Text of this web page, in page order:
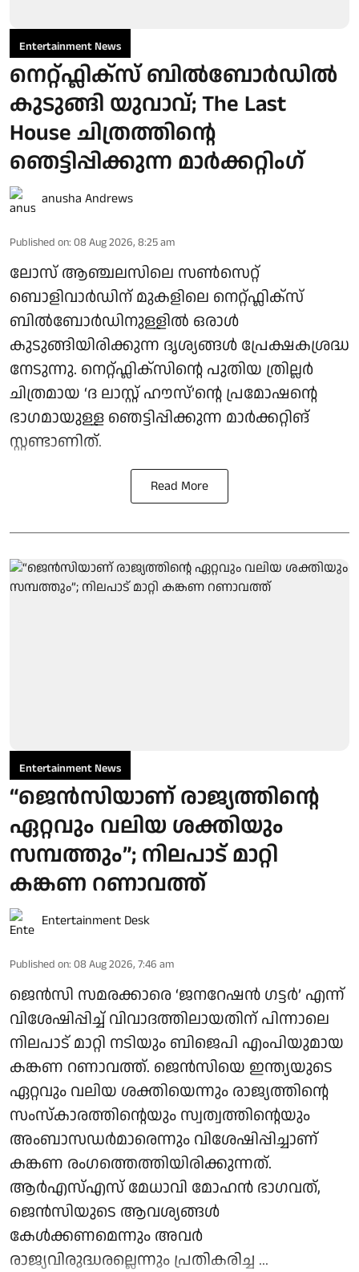
Entertainment News
നെറ്റ്ഫ്ലിക്സ് ബിൽബോർഡിൽ
കുടുങ്ങി യുവാവ്; The Last
House ചിത്രത്തിന്റെ
ഞെട്ടിപ്പിക്കുന്ന മാർക്കറ്റിം​ഗ്
anusha Andrews
Published on: 08 Aug 2026, 8:25 am
ലോസ് ആഞ്ചലസിലെ സൺസെറ്റ്
ബൊളിവാർഡിന് മുകളിലെ നെറ്റ്ഫ്ലിക്സ്
ബിൽബോർഡിനുള്ളിൽ ഒരാൾ
കുടുങ്ങിയിരിക്കുന്ന ദൃശ്യങ്ങൾ പ്രേക്ഷകശ്രദ്ധ
നേടുന്നു. നെറ്റ്ഫ്ലിക്സിന്റെ പുതിയ ത്രില്ലർ
ചിത്രമായ ‘ദ ലാസ്റ്റ് ഹൗസ്’ന്റെ പ്രമോഷന്റെ
ഭാഗമായുള്ള ഞെട്ടിപ്പിക്കുന്ന മാർക്കറ്റിങ്
സ്റ്റണ്ടാണിത്.
Read More
Entertainment News
“ജെന്‍സിയാണ് രാജ്യത്തിന്റെ
ഏറ്റവും വലിയ ശക്തിയും
സമ്പത്തും”; നിലപാട് മാറ്റി
കങ്കണ റണാവത്ത്
Entertainment Desk
Published on: 08 Aug 2026, 7:46 am
ജെൻസി സമരക്കാരെ ‘ജനറേഷൻ ഗട്ടർ’ എന്ന്
വിശേഷിപ്പിച്ച് വിവാദത്തിലായതിന് പിന്നാലെ
നിലപാട് മാറ്റി നടിയും ബിജെപി എംപിയുമായ
കങ്കണ റണാവത്ത്. ജെൻസിയെ ഇന്ത്യയുടെ
ഏറ്റവും വലിയ ശക്തിയെന്നും രാജ്യത്തിന്റെ
സംസ്കാരത്തിന്റെയും സ്വത്വത്തിന്റെയും
അംബാസഡർമാരെന്നും വിശേഷിപ്പിച്ചാണ്
കങ്കണ രംഗത്തെത്തിയിരിക്കുന്നത്.
ആർഎസ്എസ് മേധാവി മോഹൻ ഭാഗവത്,
ജെൻസിയുടെ ആവശ്യങ്ങൾ
കേൾക്കണമെന്നും അവർ
രാജ്യവിരുദ്ധരല്ലെന്നും പ്രതികരിച്ച ...